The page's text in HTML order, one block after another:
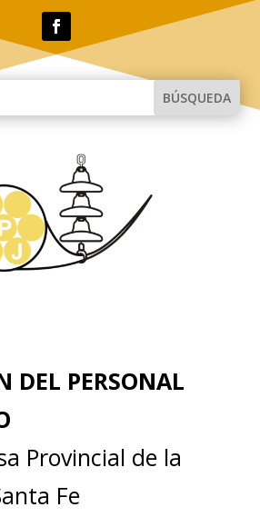
DEL PERSONAL
Provincial de la
Fe